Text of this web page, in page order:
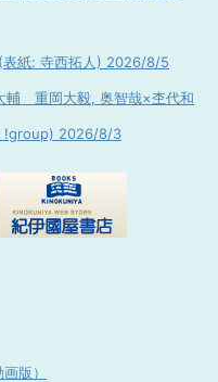
紙: 寺西拓人) 2026/8/5
輔 重岡大毅, 奥智哉×杢代和
!group) 2026/8/3
版）